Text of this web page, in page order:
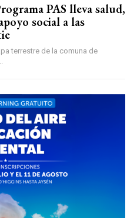
PAS lleva salud,
social a las
terrestre de la comuna de